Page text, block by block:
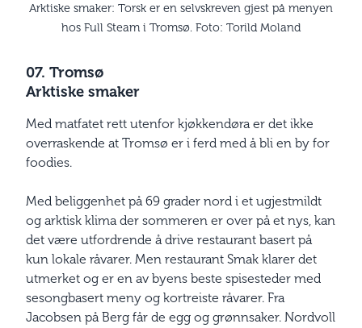
Arktiske smaker: Torsk er en selvskreven gjest på menyen
hos Full Steam i Tromsø. Foto: Torild Moland
07. Tromsø
Arktiske smaker
Med matfatet rett utenfor kjøkkendøra er det ikke
overraskende at Tromsø er i ferd med å bli en by for
foodies.
Med beliggenhet på 69 grader nord i et ugjestmildt
og arktisk klima der sommeren er over på et nys, kan
det være utfordrende å drive restaurant basert på
kun lokale råvarer. Men restaurant Smak klarer det
utmerket og er en av byens beste spisesteder med
sesongbasert meny og kortreiste råvarer. Fra
Jacobsen på Berg får de egg og grønnsaker. Nordvoll